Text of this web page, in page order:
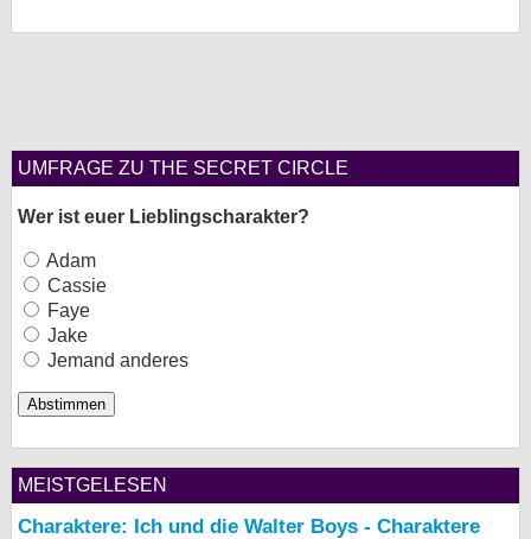
UMFRAGE ZU THE SECRET CIRCLE
Wer ist euer Lieblingscharakter?
Adam
Cassie
Faye
Jake
Jemand anderes
MEISTGELESEN
Charaktere: Ich und die Walter Boys - Charaktere